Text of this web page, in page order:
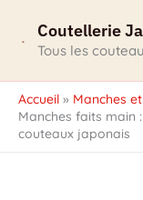
contenu
Coutellerie
Tous les
Accueil
Manches
Manches faits main
couteaux japonais